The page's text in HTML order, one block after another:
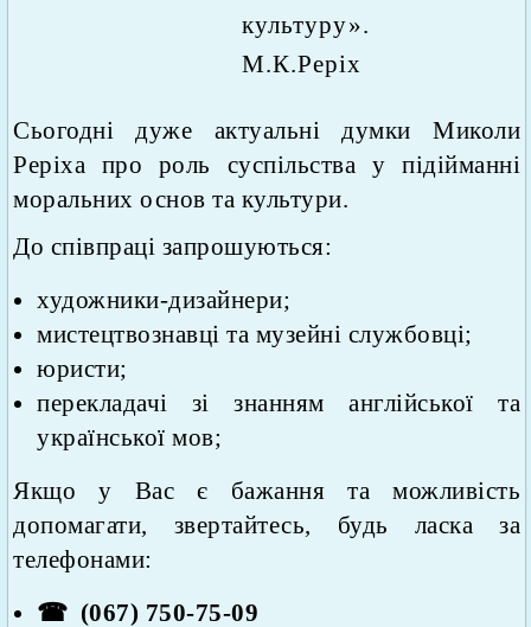
культуру».
М.К.Реріх
Сьогодні дуже актуальні думки Миколи
Реріха про роль суспільства у підійманні
моральних основ та культури.
До співпраці запрошуються:
художники-дизайнери;
мистецтвознавці та музейні службовці;
юристи;
перекладачі зі знанням англійської та
української мов;
Якщо у Вас є бажання та можливість
допомагати, звертайтесь, будь ласка за
телефонами:
(067) 750-75-09